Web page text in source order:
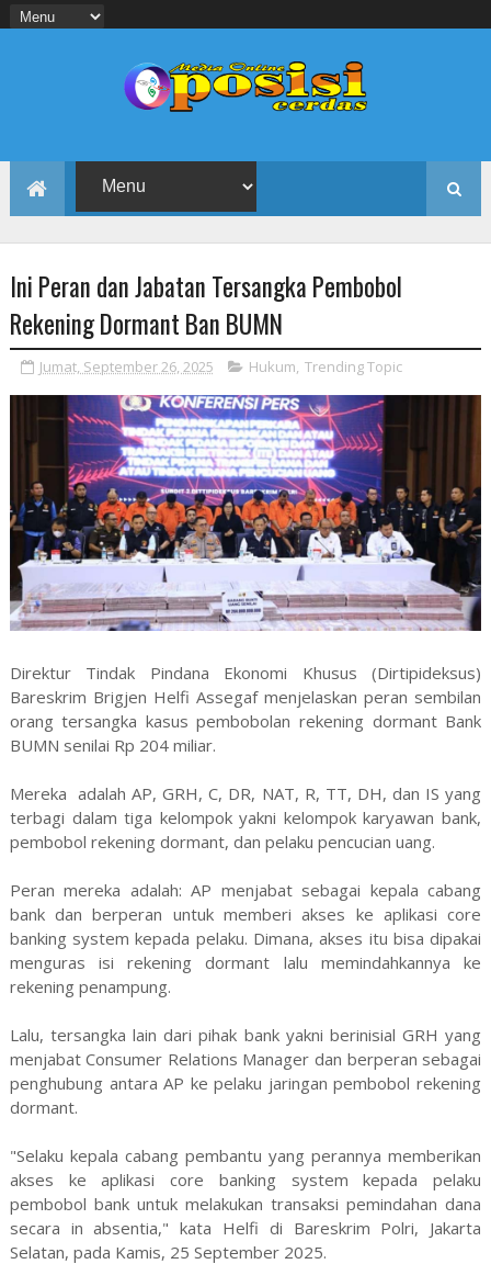
Ini Peran dan Jabatan Tersangka Pembobol
Rekening Dormant Ban BUMN
Jumat, September 26, 2025 Hukum, Trending Topic
Direktur Tindak Pindana Ekonomi Khusus (Dirtipideksus)
Bareskrim Brigjen Helfi Assegaf menjelaskan peran sembilan
orang tersangka kasus pembobolan rekening dormant Bank
BUMN senilai Rp 204 miliar.
Mereka adalah AP, GRH, C, DR, NAT, R, TT, DH, dan IS yang
terbagi dalam tiga kelompok yakni kelompok karyawan bank,
pembobol rekening dormant, dan pelaku pencucian uang.
Peran mereka adalah: AP menjabat sebagai kepala cabang
bank dan berperan untuk memberi akses ke aplikasi core
banking system kepada pelaku. Dimana, akses itu bisa dipakai
menguras isi rekening dormant lalu memindahkannya ke
rekening penampung.
Lalu, tersangka lain dari pihak bank yakni berinisial GRH yang
menjabat Consumer Relations Manager dan berperan sebagai
penghubung antara AP ke pelaku jaringan pembobol rekening
dormant.
"Selaku kepala cabang pembantu yang perannya memberikan
akses ke aplikasi core banking system kepada pelaku
pembobol bank untuk melakukan transaksi pemindahan dana
secara in absentia," kata Helfi di Bareskrim Polri, Jakarta
Selatan, pada Kamis, 25 September 2025.